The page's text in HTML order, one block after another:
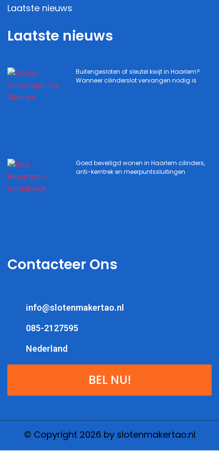
Laatste nieuws
Laatste nieuws
Buitengesloten of sleutel kwijt in Haarlem?
Wanneer cilinderslot vervangen nodig is
Goed beveiligd wonen in Haarlem cilinders,
anti-kerntrek en meerpuntssluitingen
Contacteer Ons
info@slotenmakertao.nl
085-2127595
Nederland
BEL NU!
© Copyright 2026 by slotenmakertao.nl